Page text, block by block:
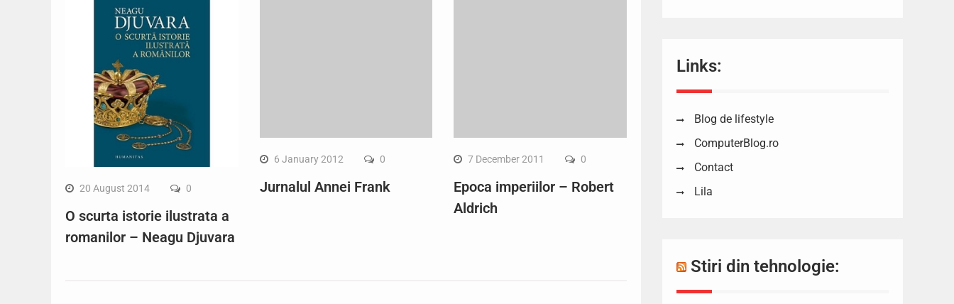
20 August 2014 0
O scurta istorie ilustrata a
romanilor – Neagu Djuvara
6 January 2012 0
Jurnalul Annei Frank
7 December 2011 0
Epoca imperiilor – Robert
Aldrich
Links:
Blog de lifestyle
ComputerBlog.ro
Contact
Lila
Stiri din tehnologie: